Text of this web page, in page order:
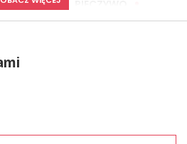
WYPIEKI